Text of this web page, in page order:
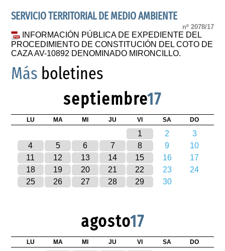
SERVICIO TERRITORIAL DE MEDIO AMBIENTE
nº 2078/17
INFORMACIÓN PÚBLICA DE EXPEDIENTE DEL
PROCEDIMIENTO DE CONSTITUCIÓN DEL COTO DE
CAZA AV-10892 DENOMINADO MIRONCILLO.
Más boletines
septiembre17
LU MA MI JU VI SA DO
1 2
3
4
5 6 7 8 9
10
11
12 13 14 15 16
17
18
19 20 21 22 23
24
25
26 27 28 29 30
agosto17
LU MA MI JU VI SA DO